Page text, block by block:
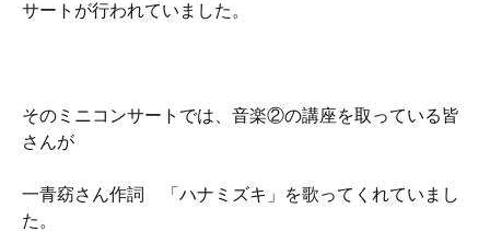
サートが行われていました。
そのミニコンサートでは、音楽②の講座を取っている皆
さんが
一青窈さん作詞 「ハナミズキ」を歌ってくれていまし
た。